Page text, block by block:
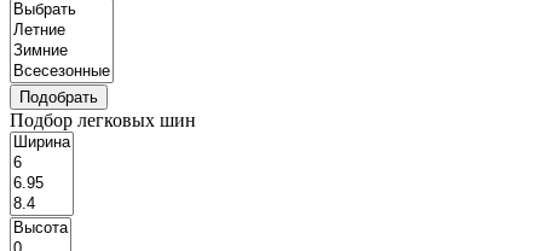
Подбор легковых шин